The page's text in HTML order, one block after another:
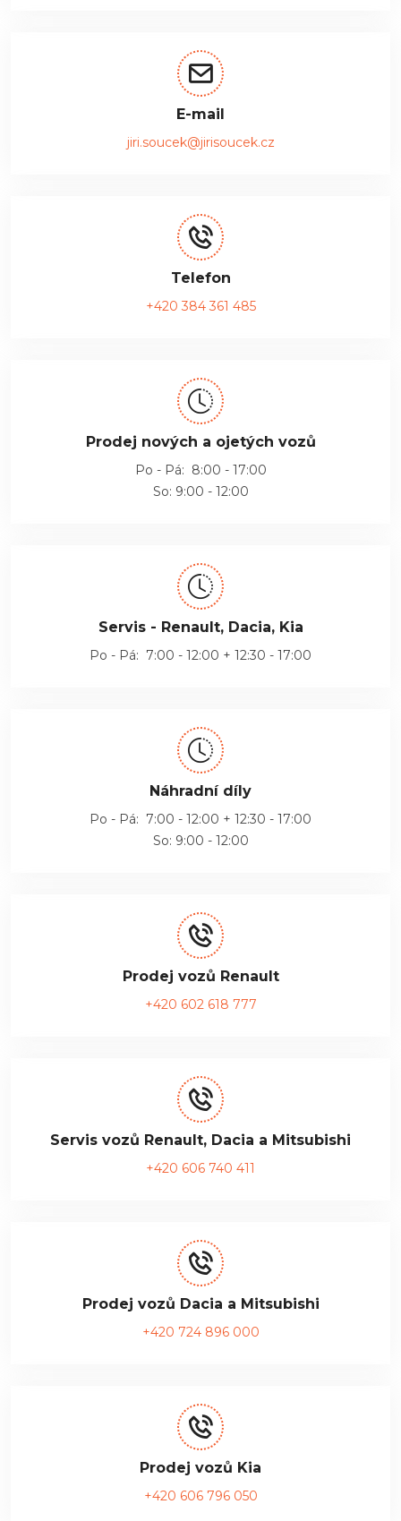
E-mail
jiri.soucek@jirisoucek.cz
Telefon
+420 384 361 485
Prodej nových a ojetých vozů
Po - Pá: 8:00 - 17:00
So: 9:00 - 12:00
Servis - Renault, Dacia, Kia
Po - Pá: 7:00 - 12:00 + 12:30 - 17:00
Náhradní díly
Po - Pá: 7:00 - 12:00 + 12:30 - 17:00
So: 9:00 - 12:00
Prodej vozů Renault
+420 602 618 777
Servis vozů Renault, Dacia a Mitsubishi
+420 606 740 411
Prodej vozů Dacia a Mitsubishi
+420 724 896 000
Prodej vozů Kia
+420 606 796 050